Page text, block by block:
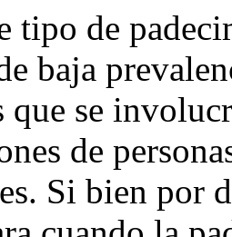
tipo de
baja
que se
de
Si bien por